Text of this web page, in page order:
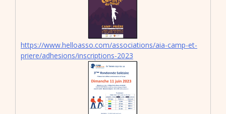
https://www.helloasso.com/associations/aia-camp-et-
priere/adhesions/inscriptions-2023